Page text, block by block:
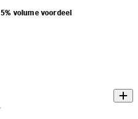
5% volume voordeel